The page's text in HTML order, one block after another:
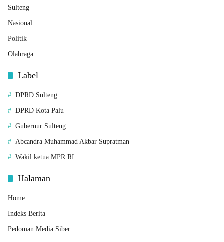
Sulteng
Nasional
Politik
Olahraga
Label
DPRD Sulteng
DPRD Kota Palu
Gubernur Sulteng
Abcandra Muhammad Akbar Supratman
Wakil ketua MPR RI
Halaman
Home
Indeks Berita
Pedoman Media Siber